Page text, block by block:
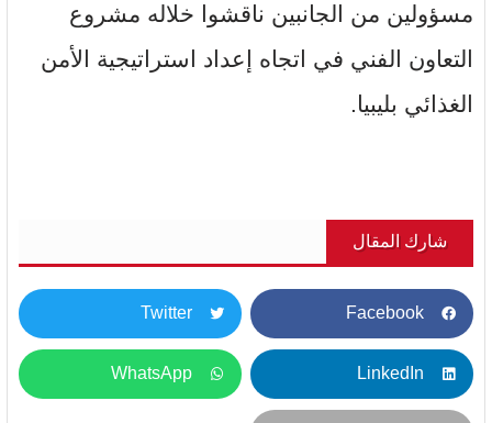
مسؤولين من الجانبين ناقشوا خلاله مشروع
التعاون الفني في اتجاه إعداد استراتيجية الأمن
الغذائي بليبيا.
شارك المقال
Facebook
Twitter
LinkedIn
WhatsApp